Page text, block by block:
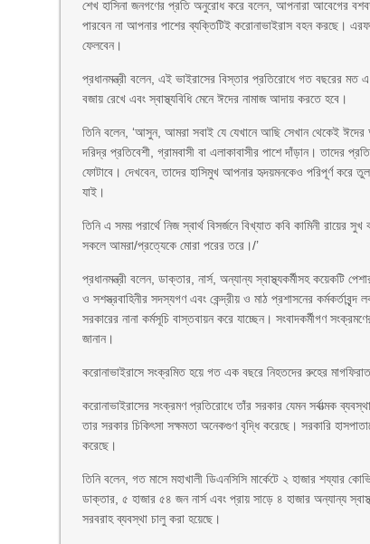
শেখ হাসিনা জনগণের প্রতি অনুরোধ করে বলেন, আপনারা আবেগের
পারবেন না আপনার পাশের ব্যক্তিটিই করোনাভাইরাস বহন করছে।
ফেলবেন।
প্রধানমন্ত্রী বলেন, এই ভাইরাসের বিস্তার প্রতিরোধে গত বছরের মত
বজায় রেখে এবং স্বাস্থ্যবিধি মেনে ঈদের নামাজ আদায় করতে হবে।
তিনি বলেন, ‘আসুন, আমরা সবাই যে যেখানে আছি সেখান থেকেই
দরিদ্র প্রতিবেশী, গ্রামবাসী বা এলাকাবাসীর পাশে দাঁড়ান। তাদের
ফোটাবে। দেখবেন, তাদের হাসিমুখ আপনার হৃদয়মনকেও পরিপূর্ণ করে
যাই।
তিনি এ সময় পরার্থে নিজ স্বার্থ বিসর্জনে বিখ্যাত কবি কামিনী
সকলে আমরা/প্রত্যেকে মোরা পরের তরে।/’
প্রধানমন্ত্রী বলেন, ডাক্তার, নার্স, অন্যান্য স্বাস্থ্যকর্মীসহ কয়েকটি
ও সশস্ত্রবাহিনীর সদস্যগণ এবং কেন্দ্রীয় ও মাঠ প্রশাসনের
সরকারের নানা কর্মসূচি বাস্তবায়ন করে যাচ্ছেন। সংবাদকর্মীগণ
জানান।
করোনাভাইরাসে সংক্রমিত হয়ে গত এক বছরে নিহতদের রুহের
করোনাভাইরাসের সংক্রমণ প্রতিরোধে তাঁর সরকার যেমন সর্বাত্মক
তার সরকার চিকিৎসা সক্ষমতা অনেকগুণ বৃদ্ধি করেছে। সরকারি
করেছে।
তিনি বলেন, গত মাসে মহাখালী ডিএনসিসি মার্কেটে ২ হাজার
ডাক্তার, ৫ হাজার ৫৪ জন নার্স এবং প্রায় সাড়ে ৪ হাজার অন্যান্য
সরবরাহ ব্যবস্থা চালু করা হয়েছে।